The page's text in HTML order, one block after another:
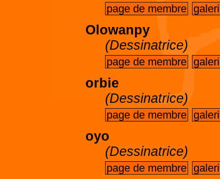
page de membre
Olowanpy
(Dessinatrice)
page de membre
orbie
(Dessinatrice)
page de membre
oyo
(Dessinatrice)
page de membre